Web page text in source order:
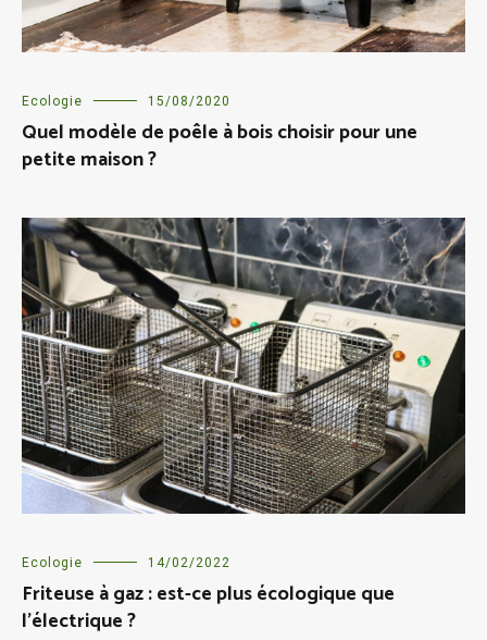
Ecologie 15/08/2020
Quel modèle de poêle à bois choisir pour une
petite maison ?
Ecologie 14/02/2022
Friteuse à gaz : est-ce plus écologique que
l’électrique ?